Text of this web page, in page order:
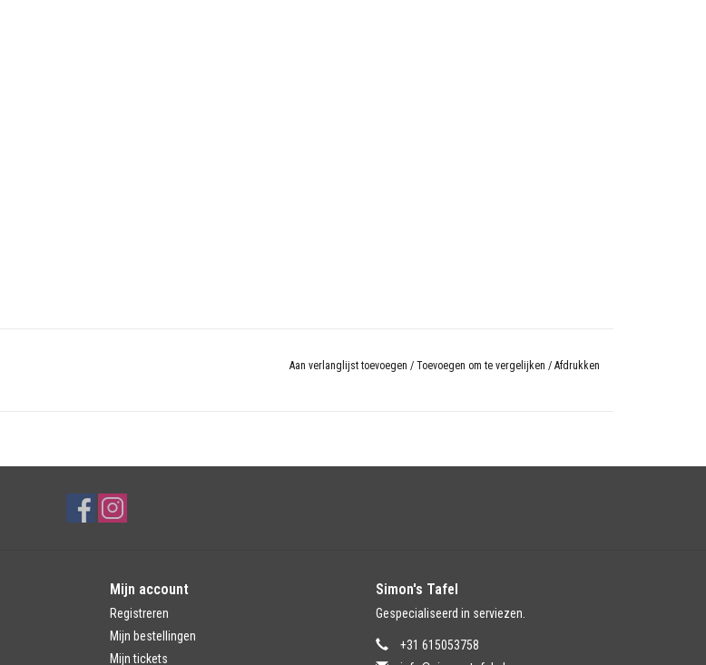
Aan verlanglijst toevoegen / Toevoegen om te vergelijken / Afdrukken
Mijn account
Registreren
Mijn bestellingen
Mijn tickets
Simon's Tafel
Gespecialiseerd in serviezen.
+31 615053758